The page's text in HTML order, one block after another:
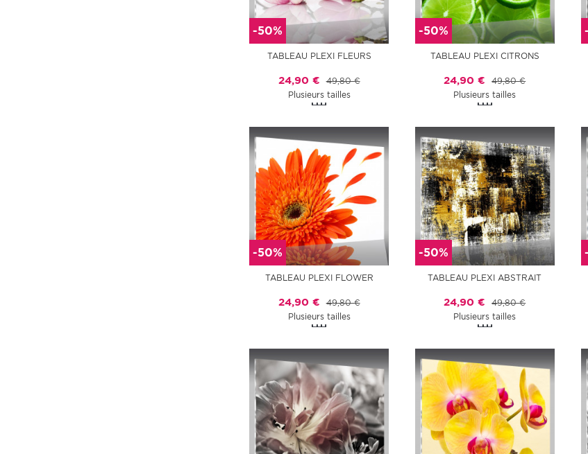
-50%
TABLEAU PLEXI FLEURS
24,90 €
49,80 €
Plusieurs tailles
-50%
TABLEAU PLEXI CITRONS
24,90 €
49,80 €
Plusieurs tailles
-50%
TABLEAU PLEXI FLOWER
24,90 €
49,80 €
Plusieurs tailles
-50%
TABLEAU PLEXI ABSTRAIT
24,90 €
49,80 €
Plusieurs tailles